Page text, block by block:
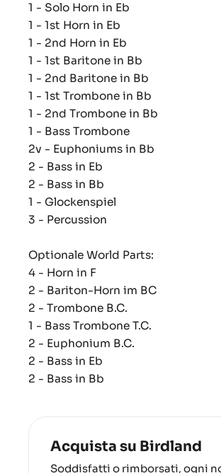
1 - Solo Horn in Eb
1 - 1st Horn in Eb
1 - 2nd Horn in Eb
1 - 1st Baritone in Bb
1 - 2nd Baritone in Bb
1 - 1st Trombone in Bb
1 - 2nd Trombone in Bb
1 - Bass Trombone
2v - Euphoniums in Bb
2 - Bass in Eb
2 - Bass in Bb
1 - Glockenspiel
3 - Percussion
Optionale World Parts:
4 - Horn in F
2 - Bariton-Horn im BC
2 - Trombone B.C.
1 - Bass Trombone T.C.
2 - Euphonium B.C.
2 - Bass in Eb
2 - Bass in Bb
Acquista su Birdland
Soddisfatti o rimborsati, ogni